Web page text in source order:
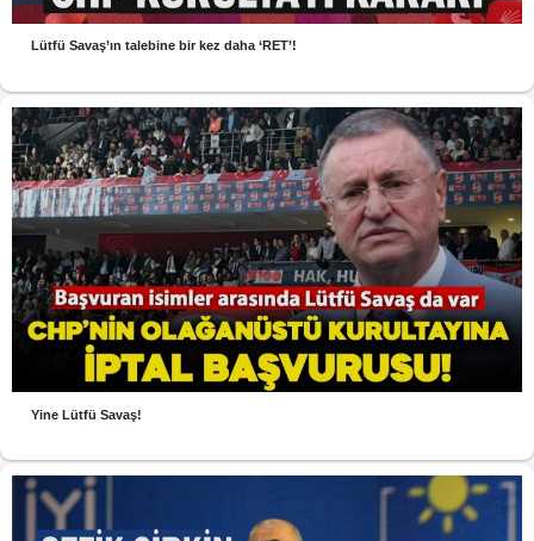
Lütfü Savaş’ın talebine bir kez daha ‘RET’!
Yine Lütfü Savaş!